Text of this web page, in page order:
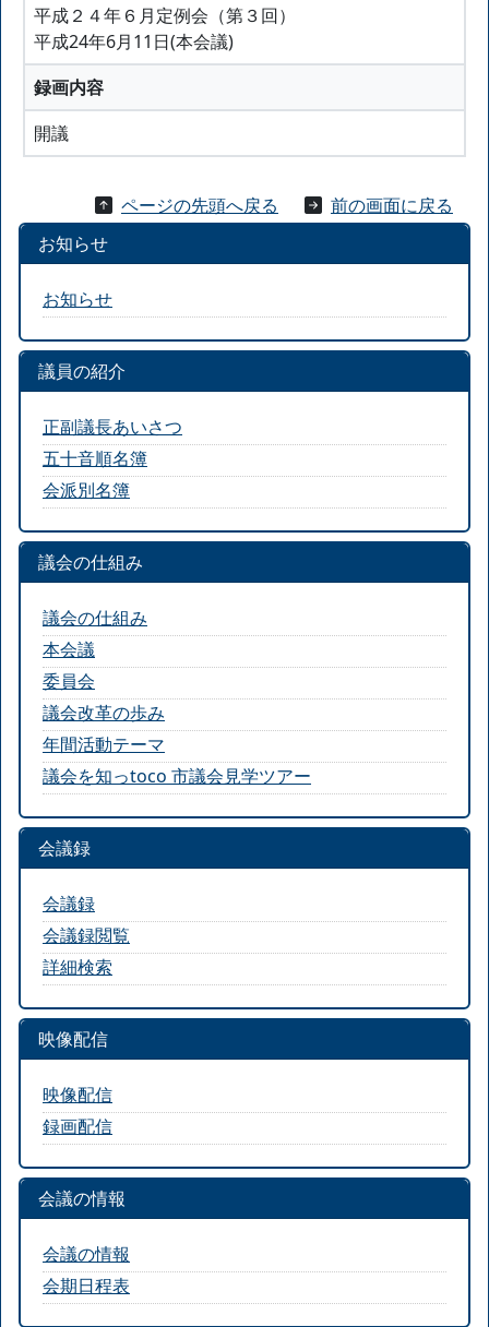
平成２４年６月定例会（第３回）
平成24年6月11日(本会議)
録画内容
開議
ページの先頭へ戻る
前の画面に戻る
お知らせ
お知らせ
議員の紹介
正副議長あいさつ
五十音順名簿
会派別名簿
議会の仕組み
議会の仕組み
本会議
委員会
議会改革の歩み
年間活動テーマ
議会を知っtoco 市議会見学ツアー
会議録
会議録
会議録閲覧
詳細検索
映像配信
映像配信
録画配信
会議の情報
会議の情報
会期日程表